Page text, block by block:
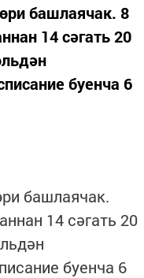
башлаячак. 8
14 сәгать 20
буенча 6
башлаячак.
14 сәгать 20
буенча 6